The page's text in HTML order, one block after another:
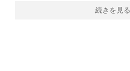
続きを見る